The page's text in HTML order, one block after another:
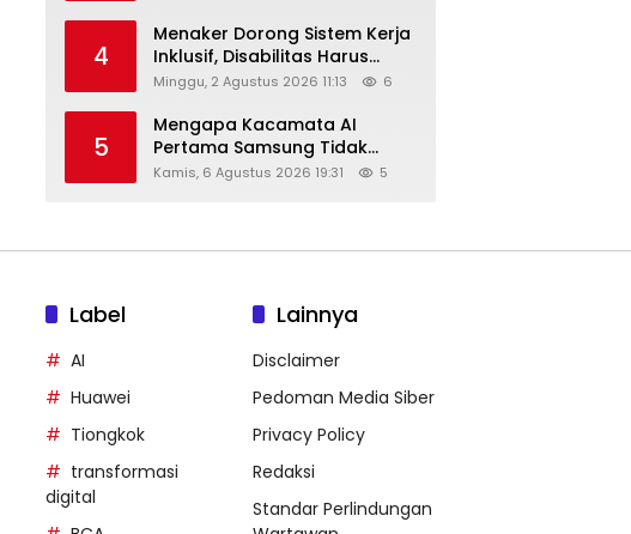
4
Menaker Dorong Sistem Kerja
Inklusif, Disabilitas Harus
Dapat Kesempatan Setara
Minggu, 2 Agustus 2026 11:13 6
5
Mengapa Kacamata AI
Pertama Samsung Tidak
Dibekali Layar?
Kamis, 6 Agustus 2026 19:31 5
Label
AI
Huawei
Tiongkok
transformasi
digital
Lainnya
Disclaimer
Pedoman Media Siber
Privacy Policy
Redaksi
Standar Perlindungan